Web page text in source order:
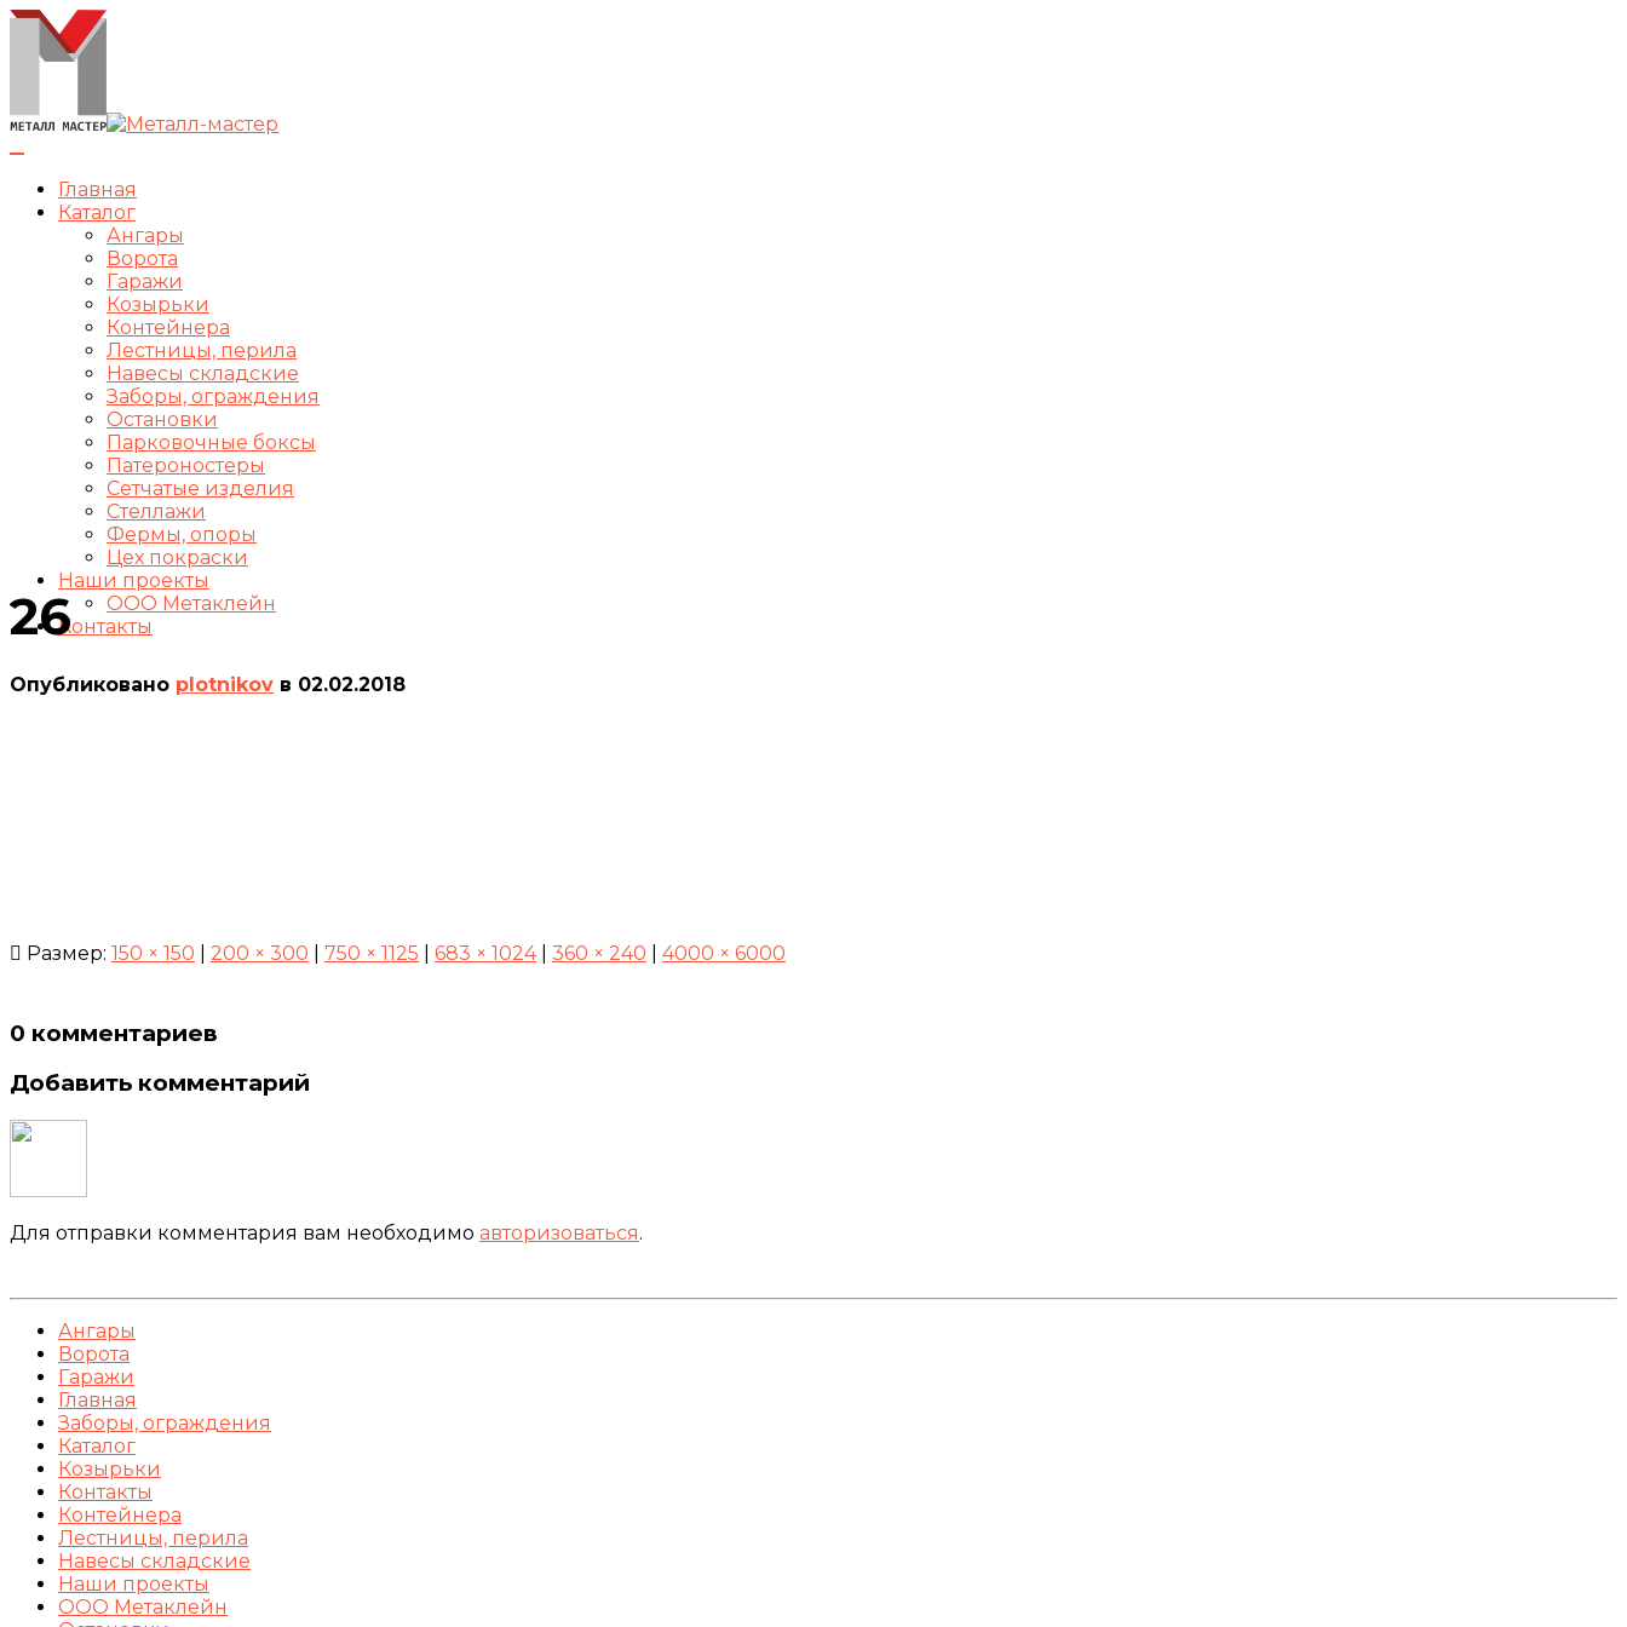
навигациюГлавная
Каталог
Ангары
Ворота
Гаражи
Козырьки
Контейнера
Лестницы, перила
Навесы складские
Заборы, ограждения
Остановки
Парковочные боксы
Патероностеры
Сетчатые изделия
Стеллажи
Фермы, опоры
Цех покраски
Наши проекты
ООО Метаклейн
Контакты
26
Опубликовано plotnikov в 02.02.2018
Размер: 150 × 150 200 × 300 750 × 1125 683 × 1024 360 × 240 4000 × 6000
0 комментариев
Добавить комментарий
Для отправки комментария вам необходимо авторизоваться.
Ангары
Ворота
Гаражи
Главная
Заборы, ограждения
Каталог
Козырьки
Контакты
Контейнера
Лестницы, перила
Навесы складские
Наши проекты
ООО Метаклейн